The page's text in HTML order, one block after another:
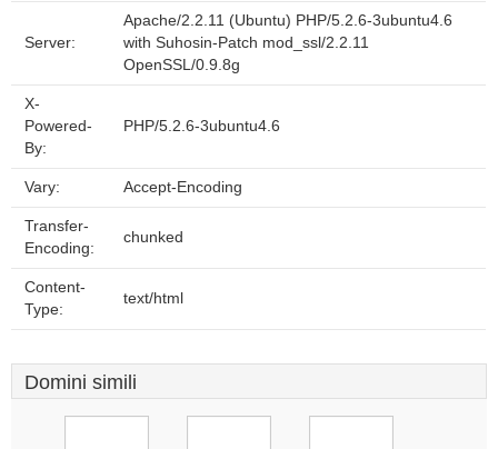
Server:
Apache/2.2.11 (Ubuntu) PHP/5.2.6-3ubuntu4.6
with Suhosin-Patch mod_ssl/2.2.11
OpenSSL/0.9.8g
X-
Powered-
By:
PHP/5.2.6-3ubuntu4.6
Vary: Accept-Encoding
Transfer-
Encoding:
chunked
Content-
Type:
text/html
Domini simili